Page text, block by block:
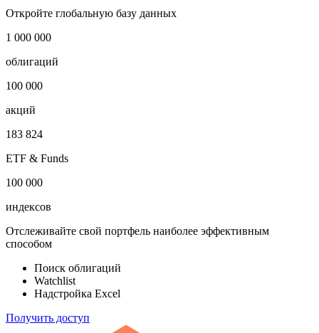
Другие отрасли
-
Откройте глобальную базу данных
1 000 000
облигаций
100 000
акций
183 824
ETF & Funds
100 000
Отслеживайте свой портфель наиболее эффективным
способом
Поиск облигаций